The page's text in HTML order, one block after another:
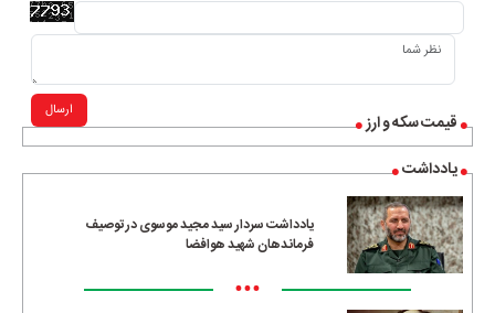
قیمت سکه و ارز
یادداشت
یادداشت سردار سید مجید موسوی در توصیف
فرماندهان شهید هوافضا
•••
ارسال